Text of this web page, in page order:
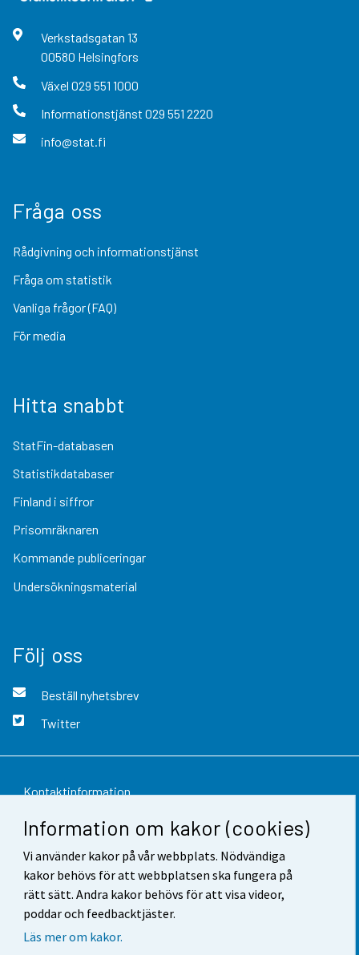
Information om kakor (cookies)
Vi använder kakor på vår webbplats. Nödvändiga
kakor behövs för att webbplatsen ska fungera på
rätt sätt. Andra kakor behövs för att visa videor,
poddar och feedbacktjäster.
Läs mer om kakor.
Verkstadsgatan 13
00580 Helsingfors
Växel 029 551 1000
Informationstjänst 029 551 2220
info@stat.fi
Fråga oss
Rådgivning och informationstjänst
Fråga om statistik
Vanliga frågor (FAQ)
För media
Hitta snabbt
StatFin-databasen
Statistikdatabaser
Finland i siffror
Prisomräknaren
Kommande publiceringar
Undersökningsmaterial
Följ oss
Beställ nyhetsbrev
Twitter
Kontaktinformation
Respons
Användarvillkor
Dataskydd
Tillgänglighet